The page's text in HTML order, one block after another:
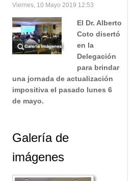
Viernes, 10 Mayo 2019 12:53
El Dr. Alberto
Coto disertó
en la
Delegación
para brindar
una jornada de actualización
impositiva el pasado lunes 6
de mayo.
Galería de
imágenes